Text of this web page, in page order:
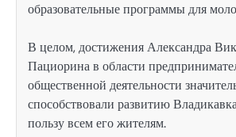
образовательные программы для
В целом, достижения Александра
Пациорина в области
общественной деятельности
способствовали развитию
пользу всем его жителям.